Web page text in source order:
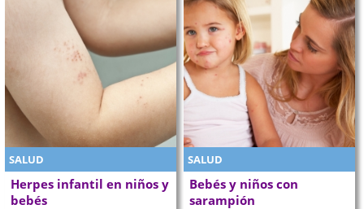
SALUD
Herpes infantil en niños y
bebés
SALUD
Bebés y niños con
sarampión